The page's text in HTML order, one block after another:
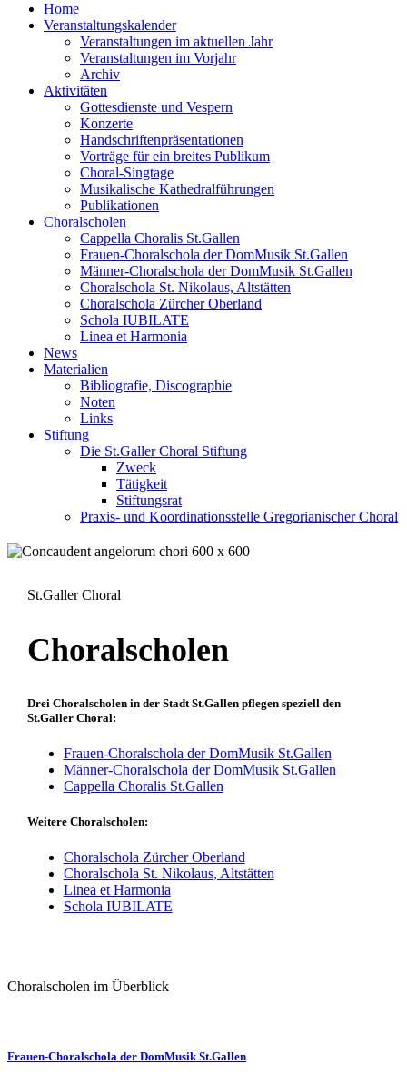
Home
Veranstaltungskalender
Veranstaltungen im aktuellen Jahr
Veranstaltungen im Vorjahr
Archiv
Aktivitäten
Gottesdienste und Vespern
Konzerte
Handschriftenpräsentationen
Vorträge für ein breites Publikum
Choral-Singtage
Musikalische Kathedralführungen
Publikationen
Choralscholen
Cappella Choralis St.Gallen
Frauen-Choralschola der DomMusik St.Gallen
Männer-Choralschola der DomMusik St.Gallen
Choralschola St. Nikolaus, Altstätten
Choralschola Zürcher Oberland
Schola IUBILATE
Linea et Harmonia
News
Materialien
Bibliografie, Discographie
Noten
Links
Stiftung
Die St.Galler Choral Stiftung
Zweck
Tätigkeit
Stiftungsrat
Praxis- und Koordinationsstelle Gregorianischer Choral
St.Galler Choral
Choralscholen
Drei Choralscholen in der Stadt St.Gallen pflegen speziell den
St.Galler Choral:
Frauen-Choralschola der DomMusik St.Gallen
Männer-Choralschola der DomMusik St.Gallen
Cappella Choralis St.Gallen
Weitere Choralscholen:
Choralschola Zürcher Oberland
Choralschola St. Nikolaus, Altstätten
Linea et Harmonia
Schola IUBILATE
Choralscholen im Überblick
Frauen-Choralschola der DomMusik St.Gallen